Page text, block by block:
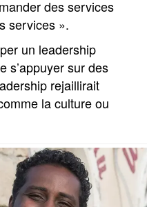
des services
services ».
un leadership
s’appuyer sur des
rejaillirait
la culture ou